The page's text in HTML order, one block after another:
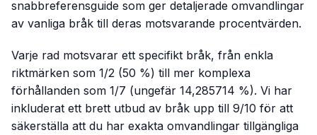
snabbreferensguide som ger detaljerade omvandlingar
av vanliga bråk till deras motsvarande procentvärden.
Varje rad motsvarar ett specifikt bråk, från enkla
riktmärken som 1/2 (50 %) till mer komplexa
förhållanden som 1/7 (ungefär 14,285714 %). Vi har
inkluderat ett brett utbud av bråk upp till 9/10 för att
säkerställa att du har exakta omvandlingar tillgängliga